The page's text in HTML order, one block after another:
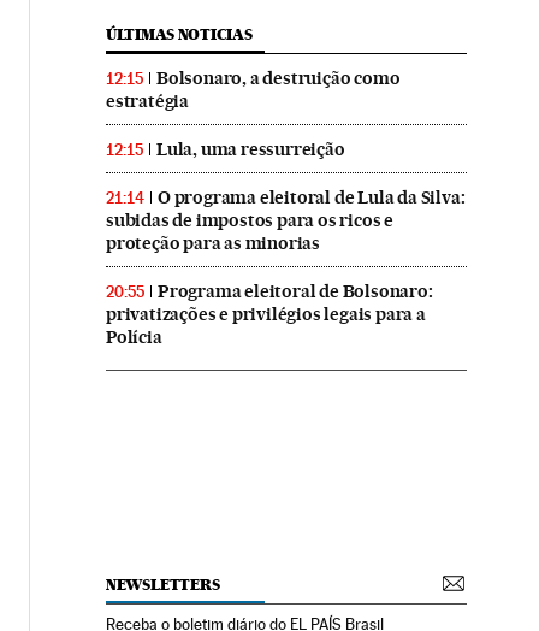
ÚLTIMAS NOTICIAS
12:15
Bolsonaro, a destruição como
estratégia
12:15 Lula, uma ressurreição
21:14
O programa eleitoral de Lula da Silva:
subidas de impostos para os ricos e
proteção para as minorias
20:55
Programa eleitoral de Bolsonaro:
privatizações e privilégios legais para a
Polícia
NEWSLETTERS
Receba o boletim diário do EL PAÍS Brasil